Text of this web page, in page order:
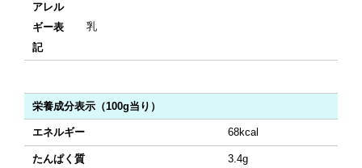
アレル
ギー表
記
乳
栄養成分表示（100g当り）
エネルギー 68kcal
たんぱく質 3.4g